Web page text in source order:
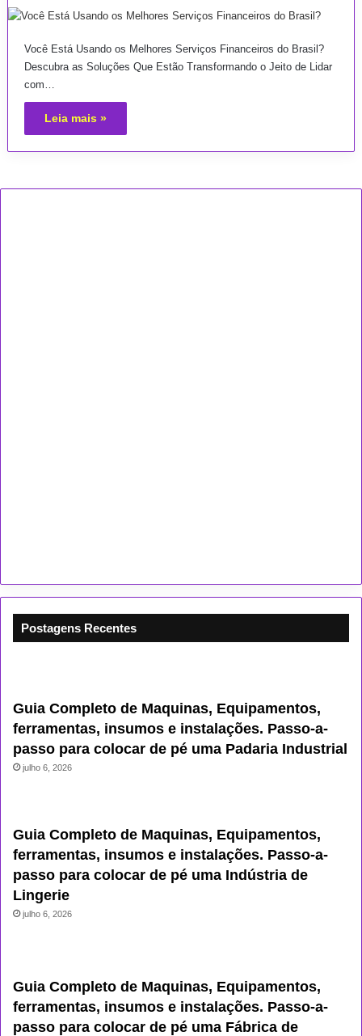
Você Está Usando os Melhores Serviços Financeiros do Brasil?
Descubra as Soluções Que Estão Transformando o Jeito de Lidar
com…
Leia mais »
Postagens Recentes
Guia Completo de Maquinas, Equipamentos,
ferramentas, insumos e instalações. Passo-a-
passo para colocar de pé uma Padaria Industrial
julho 6, 2026
Guia Completo de Maquinas, Equipamentos,
ferramentas, insumos e instalações. Passo-a-
passo para colocar de pé uma Indústria de
Lingerie
julho 6, 2026
Guia Completo de Maquinas, Equipamentos,
ferramentas, insumos e instalações. Passo-a-
passo para colocar de pé uma Fábrica de